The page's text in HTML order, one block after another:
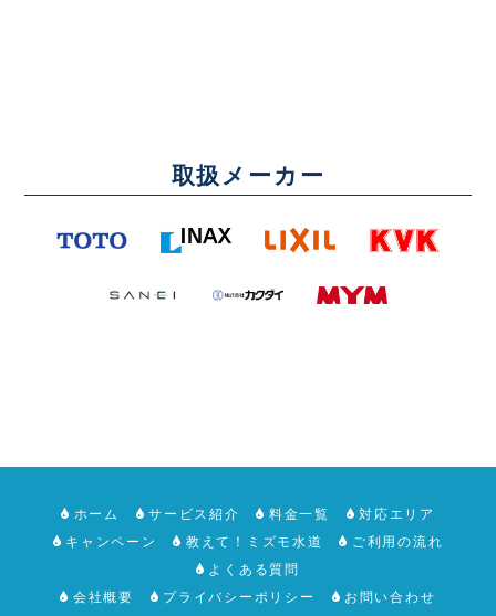
取扱メーカー
ホーム サービス紹介 料金一覧
対応エリア
キャンペーン
教えて！ミズモ水道
ご利用の流れ
よくある質問
会社概要
プライバシーポリシー お問い合わせ